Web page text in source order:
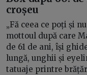
croșeu
„Fă ceea ce poți și
mottoul după care
de 61 de ani, își
lungă, unghii și
tatuaje printre